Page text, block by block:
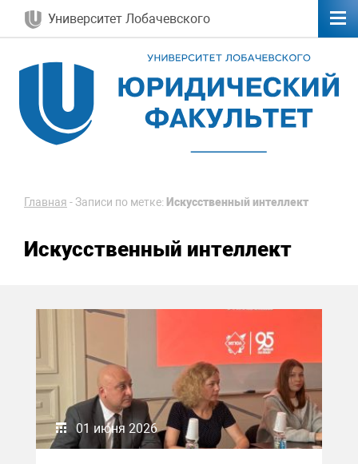
Университет Лобачевского
Главная -Записи по метке: Искусственный интеллект
Искусственный интеллект
01 июня 2026